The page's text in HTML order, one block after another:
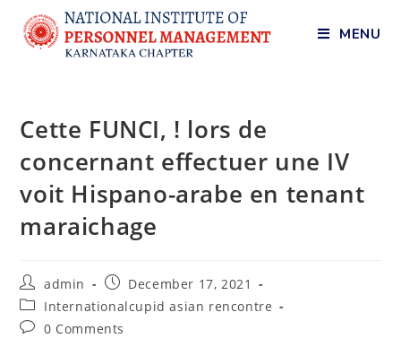
MENU
Cette FUNCI, ! lors de
concernant effectuer une IV
voit Hispano-arabe en tenant
maraichage
admin
December 17, 2021
Internationalcupid asian rencontre
0 Comments